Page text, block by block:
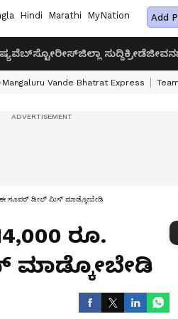
Hindi Marathi MyNation Add
ವೆಬ್‌ಸ್ಟೋರೀಸ್ಜಿಲ್ಲಾ ಸುದ್ದಿಕ್ರೀಡೆ
Vande Bhatrat Express
ಈ ಸೂಪರ್ ಡೀಲ್ ಮಿಸ್ ಮಾಡ್ಕೋಬೇಡಿ
ರೂ.
ಮಾಡ್ಕೋಬೇಡಿ